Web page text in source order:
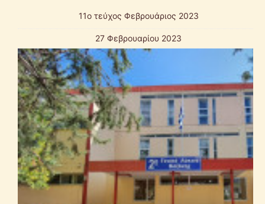
11ο τεύχος Φεβρουάριος 2023
27 Φεβρουαρίου 2023